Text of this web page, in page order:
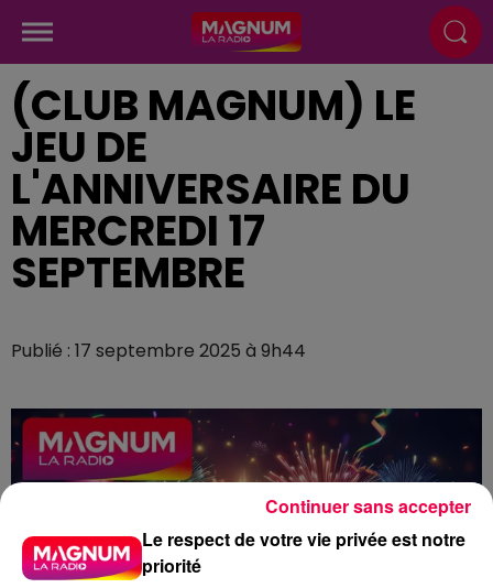
(CLUB MAGNUM) LE
JEU DE
L'ANNIVERSAIRE DU
MERCREDI 17
SEPTEMBRE
Publié : 17 septembre 2025 à 9h44
Le respect de votre vie privée est notre
priorité
Continuer sans accepter